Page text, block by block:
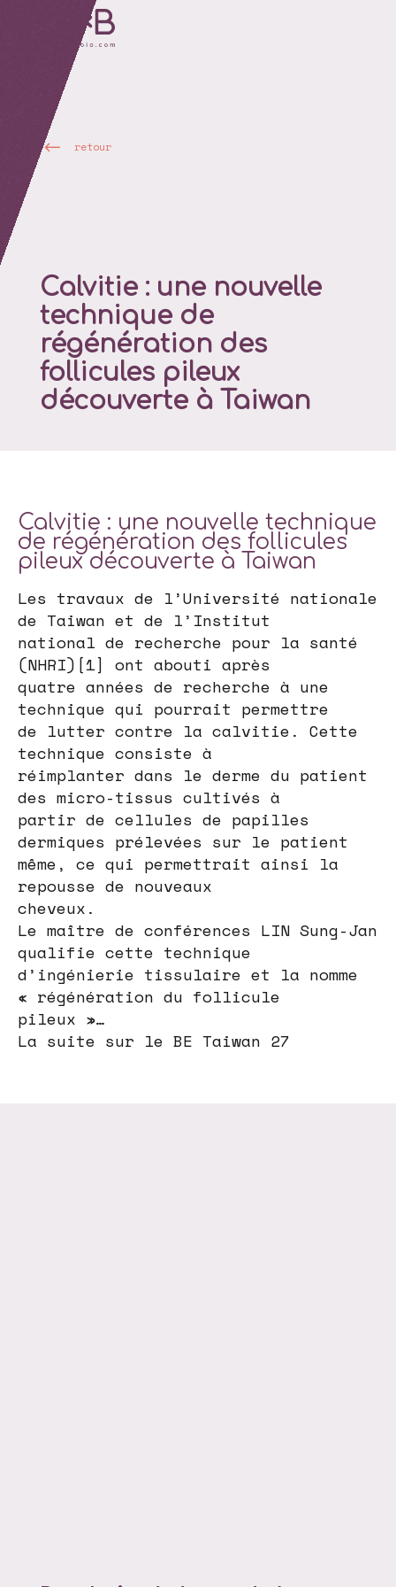
retour
Calvitie : une nouvelle
technique de
régénération des
follicules pileux
découverte à Taiwan
Calvitie : une nouvelle technique
de régénération des follicules
pileux découverte à Taiwan
Les travaux de l’Université nationale
de Taiwan et de l’Institut
national de recherche pour la santé
(NHRI)[1] ont abouti après
quatre années de recherche à une
technique qui pourrait permettre
de lutter contre la calvitie. Cette
technique consiste à
réimplanter dans le derme du patient
des micro-tissus cultivés à
partir de cellules de papilles
dermiques prélevées sur le patient
même, ce qui permettrait ainsi la
repousse de nouveaux
cheveux.
Le maître de conférences LIN Sung-Jan
qualifie cette technique
d’ingénierie tissulaire et la nomme
« régénération du follicule
pileux »…
La suite sur le BE Taiwan 27